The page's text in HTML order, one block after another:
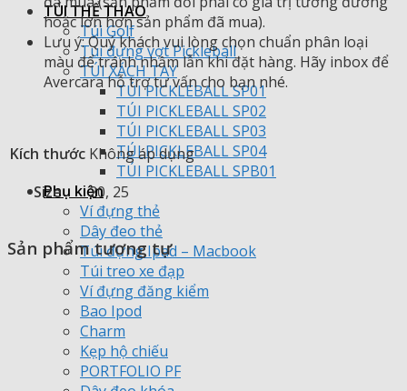
TÚI THỂ THAO
Túi Golf
Túi đựng vợt Pickleball
TÚI XÁCH TAY
TÚI PICKLEBALL SP01
TÚI PICKLEBALL SP02
TÚI PICKLEBALL SP03
TÚI PICKLEBALL SP04
TÚI PICKLEBALL SPB01
Phụ kiện
Ví đựng thẻ
Dây đeo thẻ
Túi đựng Ipad – Macbook
Túi treo xe đạp
Ví đựng đăng kiểm
Bao Ipod
Charm
Kẹp hộ chiếu
PORTFOLIO PF
hoặc lớn hơn sản phẩm đã mua).
Lưu ý: Quý khách vui lòng chọn chuẩn phân loại
màu để tránh nhầm lẫn khi đặt hàng. Hãy inbox để
Avercara hỗ trợ tư vấn cho bạn nhé.
Kích thước Không áp dụng
Size
20, 25
Sản phẩm tương tự